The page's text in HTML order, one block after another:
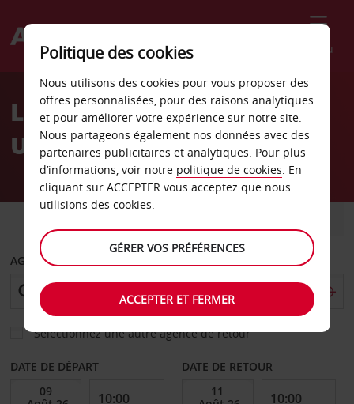
Menu
Welcome
AvisLocation de voiture
Upington
AGENCE DE DÉPART
Sélectionnez une autre agence de retour
DATE DE DÉPART DATE DE RETOUR
Politique des cookies
Nous utilisons des cookies pour vous proposer des
offres personnalisées, pour des raisons analytiques
et pour améliorer votre expérience sur notre site.
Nous partageons également nos données avec des
partenaires publicitaires et analytiques. Pour plus
d’informations, voir notre politique de cookies. En
cliquant sur ACCEPTER vous acceptez que nous
utilisions des cookies.
GÉRER VOS PRÉFÉRENCES
ACCEPTER ET FERMER